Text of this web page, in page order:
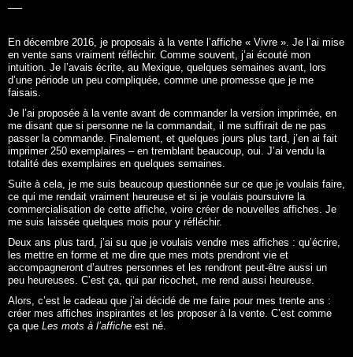
En décembre 2016, je proposais à la vente l’affiche « Vivre ». Je l’ai mise
en vente sans vraiment réfléchir. Comme souvent, j’ai écouté mon
intuition. Je l’avais écrite, au Mexique, quelques semaines avant, lors
d’une période un peu compliquée, comme une promesse que je me
faisais.
Je l’ai proposée à la vente avant de commander la version imprimée, en
me disant que si personne ne la commandait, il me suffirait de ne pas
passer la commande. Finalement, et quelques jours plus tard, j’en ai fait
imprimer 250 exemplaires – en tremblant beaucoup, oui. J’ai vendu la
totalité des exemplaires en quelques semaines.
Suite à cela, je me suis beaucoup questionnée sur ce que je voulais faire,
ce qui me rendait vraiment heureuse et si je voulais poursuivre la
commercialisation de cette affiche, voire créer de nouvelles affiches. Je
me suis laissée quelques mois pour y réfléchir.
Deux ans plus tard, j’ai su que je voulais vendre mes affiches : qu’écrire,
les mettre en forme et me dire que mes mots prendront vie et
accompagneront d’autres personnes et les rendront peut-être aussi un
peu heureuses. C’est ça, qui par ricochet, me rend aussi heureuse.
Alors, c’est le cadeau que j’ai décidé de me faire pour mes trente ans :
créer mes affiches inspirantes et les proposer à la vente. C’est comme
ça que Les mots à l’affiche est né.